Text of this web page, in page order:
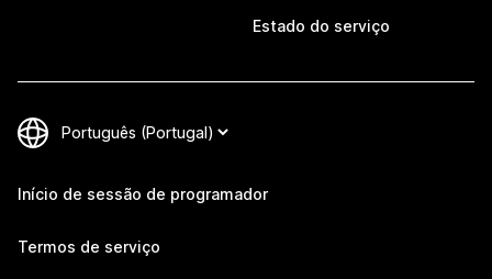
Estado do serviço
Início de sessão de programador
Termos de serviço